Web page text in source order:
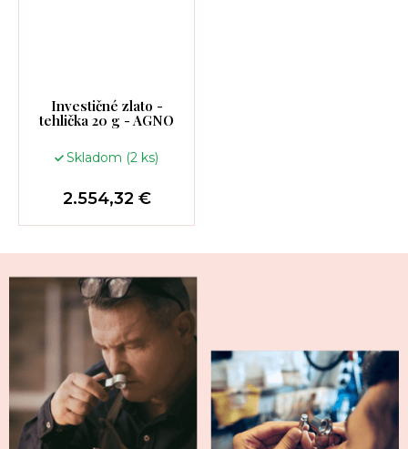
Investičné zlato -
tehlička 20 g - AGNO
Skladom (2 ks)
2.554,32 €